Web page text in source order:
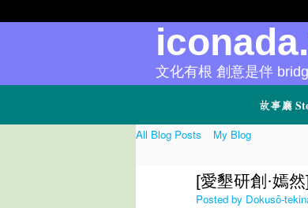
故事廳
文化有根 創意是伴
All Blog Posts My Blog
[愛墾研創·嫣
Posted by Dokusō-